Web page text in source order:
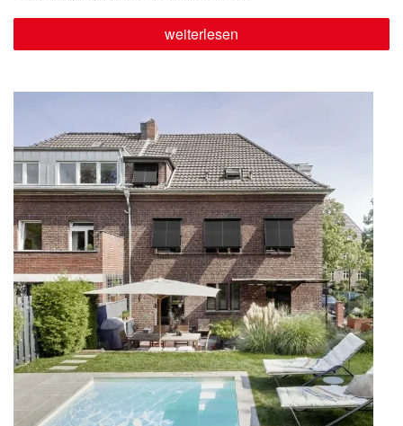
„Sicher.
Schnell.
SecuKit.“
weiterlesen